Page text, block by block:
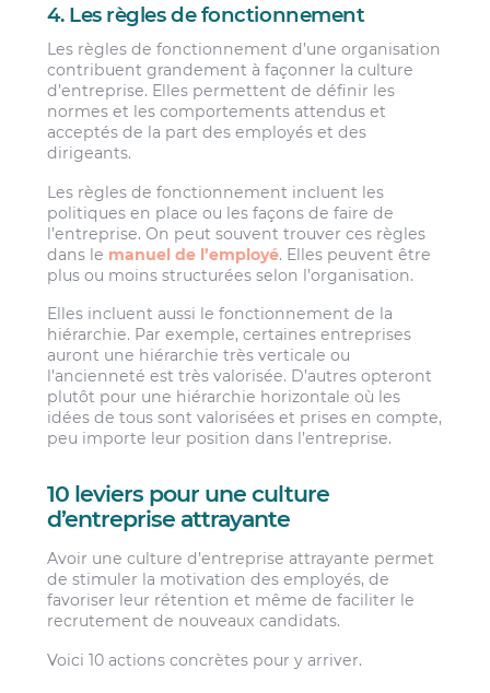
4. Les règles de fonctionnement
Les règles de fonctionnement d’une organisation
contribuent grandement à façonner la culture
d’entreprise. Elles permettent de définir les
normes et les comportements attendus et
acceptés de la part des employés et des
dirigeants.
Les règles de fonctionnement incluent les
politiques en place ou les façons de faire de
l’entreprise. On peut souvent trouver ces règles
dans le manuel de l’employé. Elles peuvent être
plus ou moins structurées selon l’organisation.
Elles incluent aussi le fonctionnement de la
hiérarchie. Par exemple, certaines entreprises
auront une hiérarchie très verticale ou
l’ancienneté est très valorisée. D’autres opteront
plutôt pour une hiérarchie horizontale où les
idées de tous sont valorisées et prises en compte,
peu importe leur position dans l’entreprise.
10 leviers pour une culture
d’entreprise attrayante
Avoir une culture d’entreprise attrayante permet
de stimuler la motivation des employés, de
favoriser leur rétention et même de faciliter le
recrutement de nouveaux candidats.
Voici 10 actions concrètes pour y arriver.